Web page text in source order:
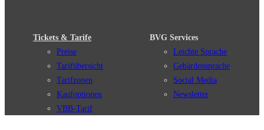
Tickets & Tarife
Preise
Tarifübersicht
Tarifzonen
Kaufoptionen
VBB-Tarif
BVG Services
Leichte Sprache
Gebärdensprache
Social Media
Newsletter